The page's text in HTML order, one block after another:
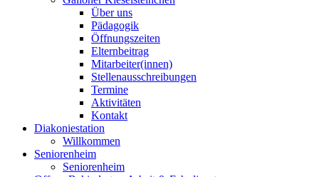
Über uns
Pädagogik
Öffnungszeiten
Elternbeitrag
Mitarbeiter(innen)
Stellenausschreibungen
Termine
Aktivitäten
Kontakt
Diakoniestation
Willkommen
Seniorenheim
Seniorenheim